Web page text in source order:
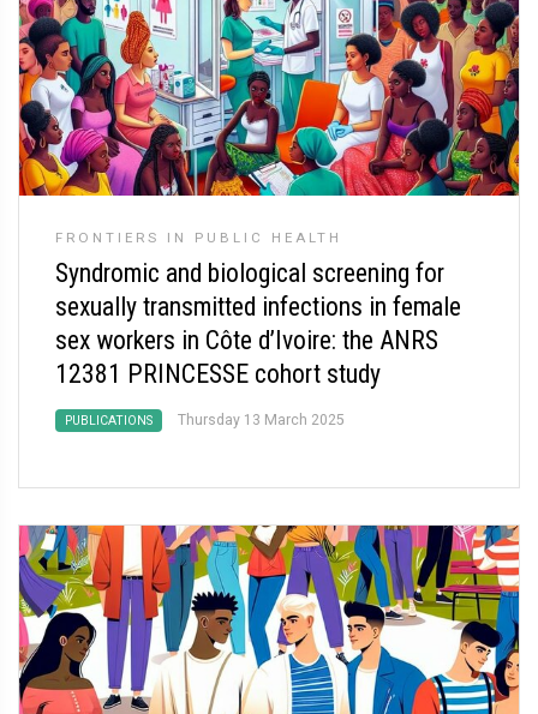
FRONTIERS IN PUBLIC HEALTH
Syndromic and biological screening for
sexually transmitted infections in female
sex workers in Côte d’Ivoire: the ANRS
12381 PRINCESSE cohort study
PUBLICATIONS Thursday 13 March 2025